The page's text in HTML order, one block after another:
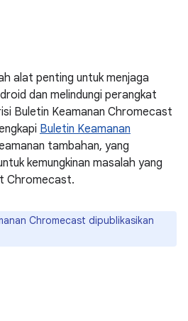
alat penting untuk menjaga
dan melindungi perangkat
Buletin Keamanan Chromecast
Buletin Keamanan
tambahan, yang
kemungkinan masalah yang
Chromecast.
Chromecast dipublikasikan